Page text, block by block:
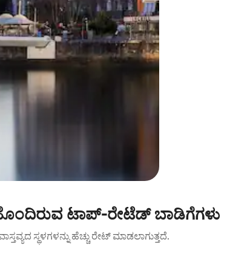
ಟಾಪ್-ರೇಟೆಡ್ ಬಾಡಿಗೆಗಳು
ಸ್ಥಳಗಳನ್ನು ಹೆಚ್ಚು ರೇಟ್ ಮಾಡಲಾಗುತ್ತದೆ.